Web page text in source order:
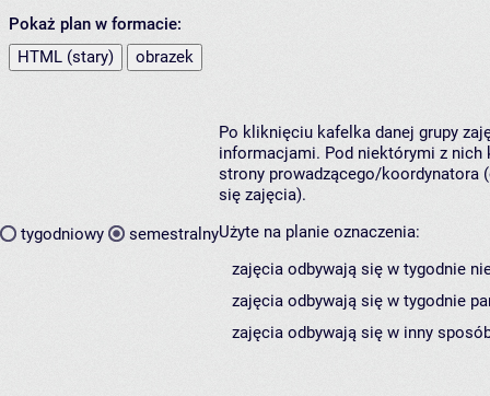
Pokaż plan w formacie:
HTML (stary)
obrazek
tygodniowy semestralny
Po kliknięciu kafelka danej grupy
informacjami. Pod niektórymi z nich
strony prowadzącego/koordynatora
się zajęcia).
Użyte na planie oznaczenia:
zajęcia odbywają się w tygodnie
zajęcia odbywają się w tygodnie
zajęcia odbywają się w inny